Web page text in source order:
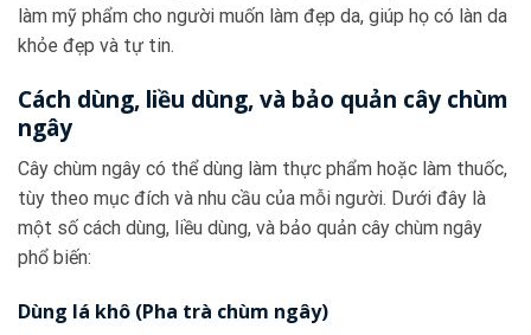
làm mỹ phẩm cho người muốn làm đẹp da, giúp họ có làn da
khỏe đẹp và tự tin.
Cách dùng, liều dùng, và bảo quản cây chùm
ngây
Cây chùm ngây có thể dùng làm thực phẩm hoặc làm thuốc,
tùy theo mục đích và nhu cầu của mỗi người. Dưới đây là
một số cách dùng, liều dùng, và bảo quản cây chùm ngây
phổ biến:
Dùng lá khô (Pha trà chùm ngây)